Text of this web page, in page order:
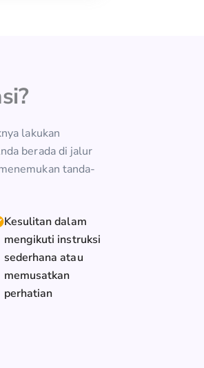
lakukan
berada di jalur
tanda-
Kesulitan dalam
mengikuti instruksi
sederhana atau
memusatkan
perhatian